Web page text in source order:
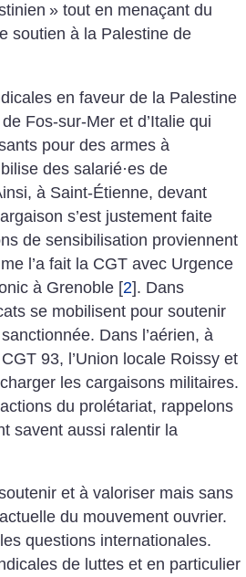
» tout en menaçant du
soutien à la Palestine de
en faveur de la Palestine
Fos-sur-Mer et d’Italie qui
pour des armes à
des salarié·es de
à Saint-Étienne, devant
s’est justement faite
de sensibilisation proviennent
l’a fait la CGT avec Urgence
à Grenoble [2]. Dans
se mobilisent pour soutenir
Dans l’aérien, à
93, l’Union locale Roissy et
les cargaisons militaires.
du prolétariat, rappelons
savent aussi ralentir la
et à valoriser mais sans
du mouvement ouvrier.
questions internationales.
de luttes et en particulier